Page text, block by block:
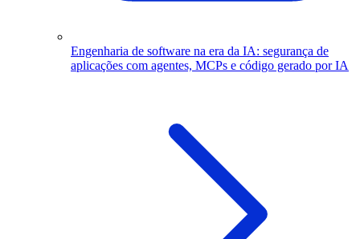
Engenharia de software na era da IA: segurança de
aplicações com agentes, MCPs e código gerado por IA